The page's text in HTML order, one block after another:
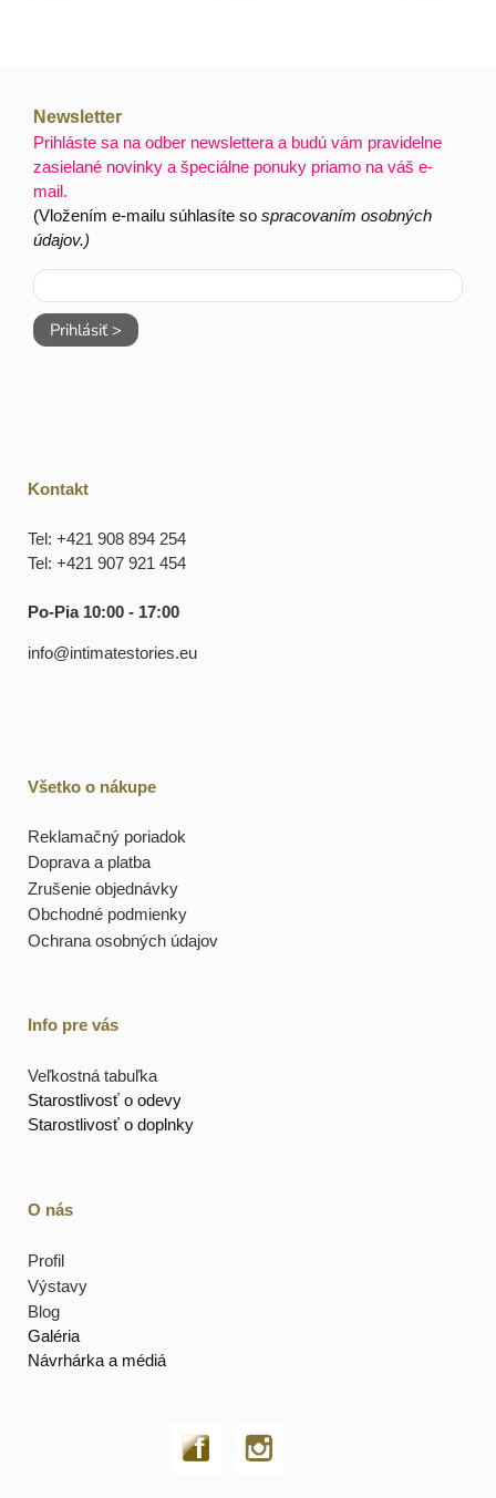
Newsletter
Prihláste sa na odber newslettera a budú vám pravidelne
zasielané novinky a špeciálne ponuky priamo na váš e-
mail.
(Vložením e-mailu súhlasíte sospracovaním osobných
údajov.)
Prihlásiť >
Kontakt
Tel: +421 908 894 254
Tel: +421 907 921 454
Po-Pia 10:00 - 17:00
info@intimatestories.eu
Všetko o nákupe
Reklamačný poriadok
Doprava a platba
Zrušenie objednávky
Obchodné podmienky
Ochrana osobných údajov
Info pre vás
Veľkostná tabuľka
Starostlivosť o odevy
Starostlivosť o doplnky
O nás
Profil
Výstavy
Blog
Galéria
Návrhárka a médiá